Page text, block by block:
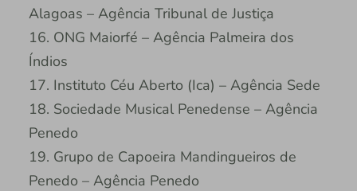
Alagoas – Agência Tribunal de Justiça
16. ONG Maiorfé – Agência Palmeira dos
Índios
17. Instituto Céu Aberto (Ica) – Agência Sede
18. Sociedade Musical Penedense – Agência
Penedo
19. Grupo de Capoeira Mandingueiros de
Penedo – Agência Penedo